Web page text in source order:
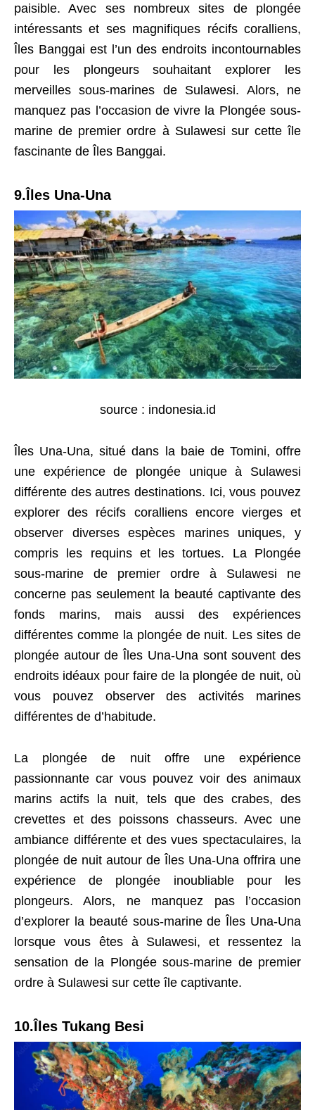
paisible. Avec ses nombreux sites de plongée
intéressants et ses magnifiques récifs coralliens,
Îles Banggai est l’un des endroits incontournables
pour les plongeurs souhaitant explorer les
merveilles sous-marines de Sulawesi. Alors, ne
manquez pas l’occasion de vivre la Plongée sous-
marine de premier ordre à Sulawesi sur cette île
fascinante de Îles Banggai.
9.Îles Una-Una
source : indonesia.id
Îles Una-Una, situé dans la baie de Tomini, offre
une expérience de plongée unique à Sulawesi
différente des autres destinations. Ici, vous pouvez
explorer des récifs coralliens encore vierges et
observer diverses espèces marines uniques, y
compris les requins et les tortues. La Plongée
sous-marine de premier ordre à Sulawesi ne
concerne pas seulement la beauté captivante des
fonds marins, mais aussi des expériences
différentes comme la plongée de nuit. Les sites de
plongée autour de Îles Una-Una sont souvent des
endroits idéaux pour faire de la plongée de nuit, où
vous pouvez observer des activités marines
différentes de d’habitude.
La plongée de nuit offre une expérience
passionnante car vous pouvez voir des animaux
marins actifs la nuit, tels que des crabes, des
crevettes et des poissons chasseurs. Avec une
ambiance différente et des vues spectaculaires, la
plongée de nuit autour de Îles Una-Una offrira une
expérience de plongée inoubliable pour les
plongeurs. Alors, ne manquez pas l’occasion
d’explorer la beauté sous-marine de Îles Una-Una
lorsque vous êtes à Sulawesi, et ressentez la
sensation de la Plongée sous-marine de premier
ordre à Sulawesi sur cette île captivante.
10.Îles Tukang Besi